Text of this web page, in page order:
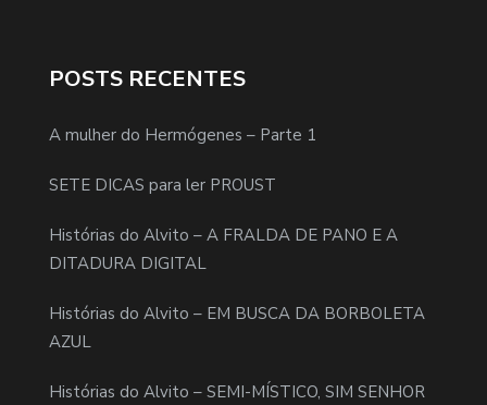
POSTS RECENTES
A mulher do Hermógenes – Parte 1
SETE DICAS para ler PROUST
Histórias do Alvito – A FRALDA DE PANO E A
DITADURA DIGITAL
Histórias do Alvito – EM BUSCA DA BORBOLETA
AZUL
Histórias do Alvito – SEMI-MÍSTICO, SIM SENHOR